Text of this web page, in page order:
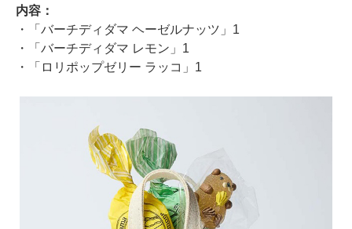
内容：
・「バーチディダマ ヘーゼルナッツ」1
・「バーチディダマ レモン」1
・「ロリポップゼリー ラッコ」1